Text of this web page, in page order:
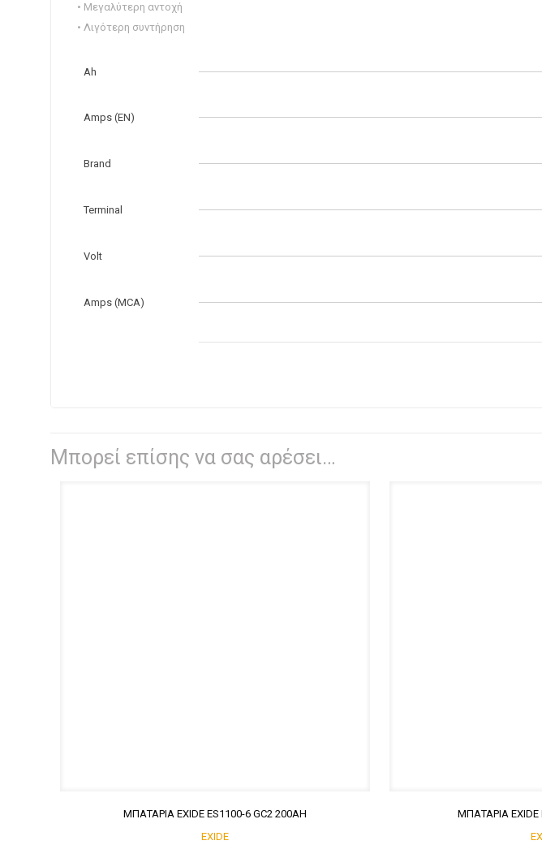
• Μεγαλύτερη αντοχή
• Λιγότερη συντήρηση
Ah
Amps (EN)
Brand
Terminal
Volt
Amps (MCA)
Μπορεί επίσης να σας αρέσει…
ΜΠΑΤΑΡΙΑ EXIDE ES1100-6 GC2 200AH
EXIDE
ΜΠΑΤΑΡΙΑ EXIDE